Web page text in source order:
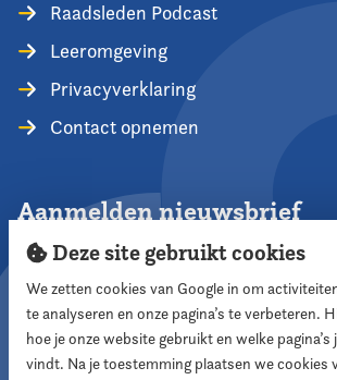
Raadsleden Podcast
Leeromgeving
Privacyverklaring
Contact opnemen
Aanmelden nieuwsbrief
Aanmelden
Deze site gebruikt cookies
We zetten cookies van Google in om
te analyseren en onze pagina’s te verbeteren.
hoe je onze website gebruikt en welke
vindt. Na je toestemming plaatsen we cookies